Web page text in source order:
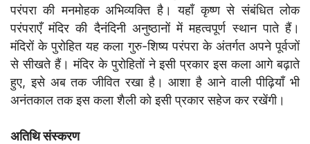
परंपरा की मनमोहक अभिव्यक्ति है। यहाँ कृष्ण से संबंधित लोक
परंपराएँ मंदिर की दैनंदिनी अनुष्ठानों में महत्वपूर्ण स्थान पाते हैं।
मंदिरों के पुरोहित यह कला गुरु-शिष्य परंपरा के अंतर्गत अपने पूर्वजों
से सीखते हैं। मंदिर के पुरोहितों ने इसी प्रकार इस कला आगे बढ़ाते
हुए, इसे अब तक जीवित रखा है। आशा है आने वाली पीढ़ियाँ भी
अनंतकाल तक इस कला शैली को इसी प्रकार सहेज कर रखेंगी।
अतिथि संस्करण